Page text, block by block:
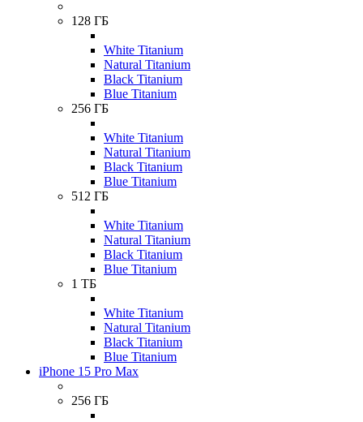
128 ГБ
White Titanium
Natural Titanium
Black Titanium
Blue Titanium
256 ГБ
White Titanium
Natural Titanium
Black Titanium
Blue Titanium
512 ГБ
White Titanium
Natural Titanium
Black Titanium
Blue Titanium
1 ТБ
White Titanium
Natural Titanium
Black Titanium
Blue Titanium
iPhone 15 Pro Max
256 ГБ